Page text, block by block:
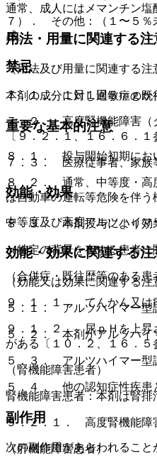
７）． その他：（１〜５％
感。
禁忌
本剤の成分に対し過敏症の既
重要な基本的注意
８．１． 投与開始初期にお
８．２． 通常、中等度・高
は自動車の運転等危険を伴う
８．３． 本剤投与により効
（特定の背景を有する患者に
（合併症・既往歴等のある患
９．１．１． てんかん又は
９．１．２． 尿ｐＨを上昇
がある〔１０．２、１６．５
（腎機能障害患者）
腎機能障害患者：本剤は腎排
９．２．１． 高度腎機能障
（肝機能障害患者）
通常、成人にはメマンチン塩
用法・用量に関連する注
（用法及び用量に関連する注
７．１． １日１回５ｍｇか
７．２． 高度腎機能障害（
〔９．２．１、１６．６．１
７．３． 医療従事者、家族
効能・効果
中等度及び高度アルツハイマ
効能・効果に関連する注
（効能又は効果に関連する注
５．１． アルツハイマー型
５．２． 本剤がアルツハイ
５．３． アルツハイマー型
５．４． 他の認知症性疾患
副作用
次の副作用があらわれるこ